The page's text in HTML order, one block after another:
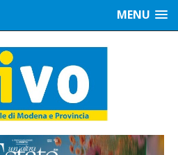
MENU